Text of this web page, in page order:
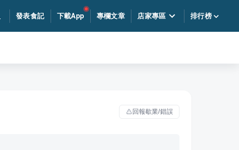
發表食記 下載App 專欄文章 店家專區 排行榜
回報歇業/錯誤